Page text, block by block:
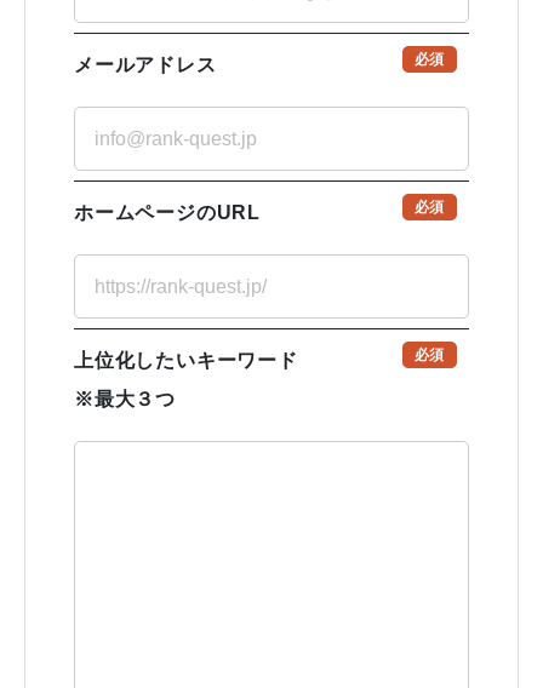
メールアドレス 必須
ホームページのURL 必須
上位化したいキーワード
※最大３つ
必須